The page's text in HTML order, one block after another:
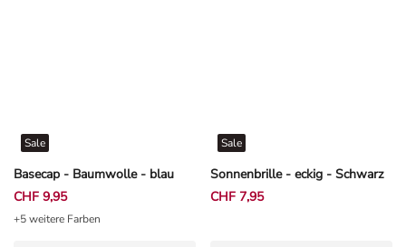
Basecap - Baumwolle - blau
Sale
CHF 9,95
+5 weitere Farben
Sonnenbrille - eckig - Schwarz
Sale
CHF 7,95